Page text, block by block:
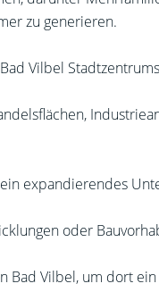
zu generieren.
Vilbel
expandierendes
oder
Bad Vilbel, um dort